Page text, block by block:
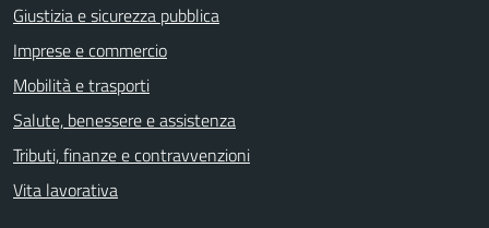
Giustizia e sicurezza pubblica
Imprese e commercio
Mobilità e trasporti
Salute, benessere e assistenza
Tributi, finanze e contravvenzioni
Vita lavorativa